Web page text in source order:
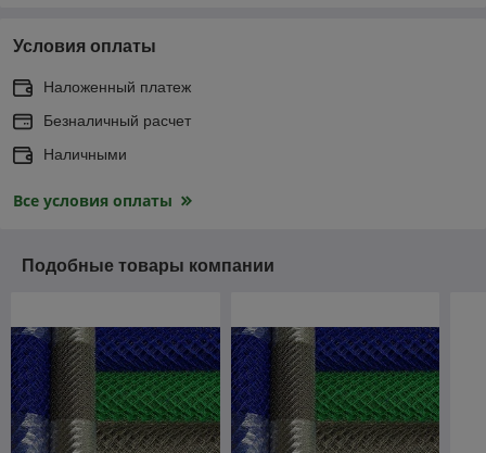
Условия оплаты
Наложенный платеж
Безналичный расчет
Наличными
Все условия оплаты
Подобные товары компании